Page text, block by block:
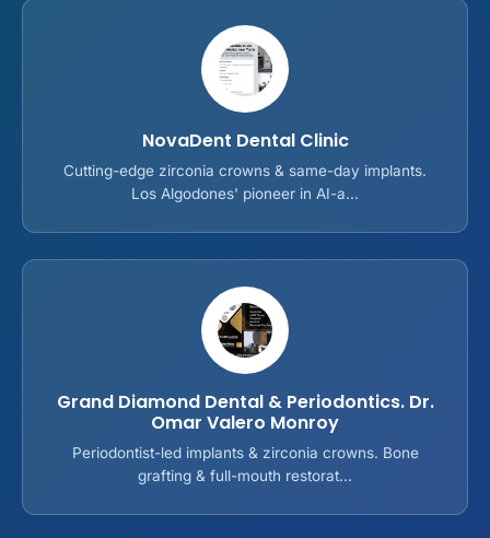
NovaDent Dental Clinic
Cutting-edge zirconia crowns & same-day implants.
Los Algodones' pioneer in AI-a...
Grand Diamond Dental & Periodontics. Dr.
Omar Valero Monroy
Periodontist-led implants & zirconia crowns. Bone
grafting & full-mouth restorat...